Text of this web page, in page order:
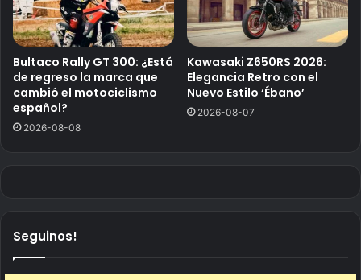
Bultaco Rally GT 300: ¿Está
de regreso la marca que
cambió el motociclismo
español?
2026-08-08
Kawasaki Z650RS 2026:
Elegancia Retro con el
Nuevo Estilo ‘Ébano’
2026-08-07
Seguinos!